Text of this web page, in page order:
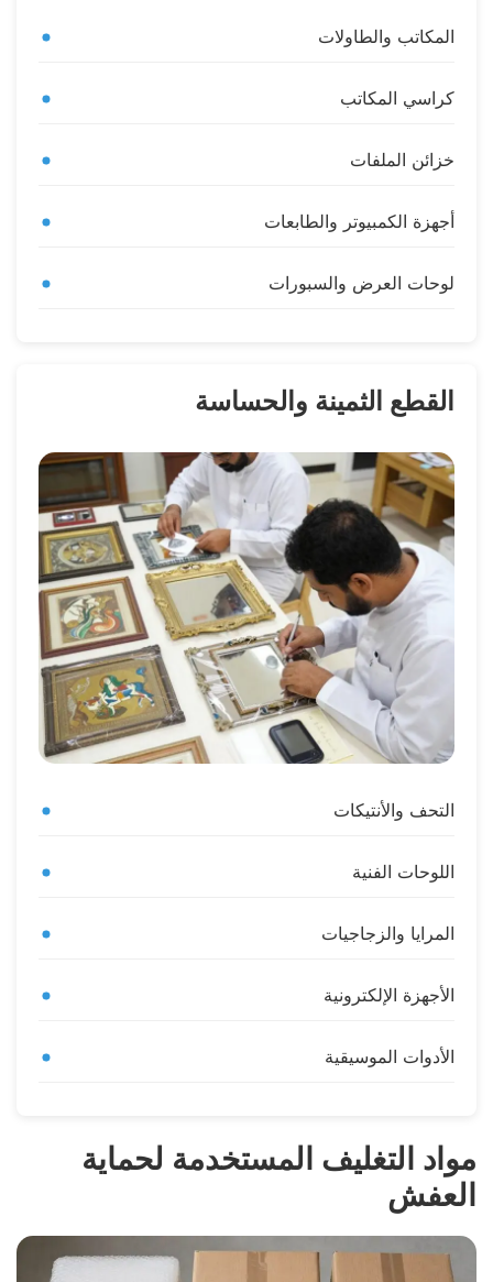
المكاتب والطاولات
كراسي المكاتب
خزائن الملفات
أجهزة الكمبيوتر والطابعات
لوحات العرض والسبورات
القطع الثمينة والحساسة
التحف والأنتيكات
اللوحات الفنية
المرايا والزجاجيات
الأجهزة الإلكترونية
الأدوات الموسيقية
مواد التغليف المستخدمة لحماية
العفش